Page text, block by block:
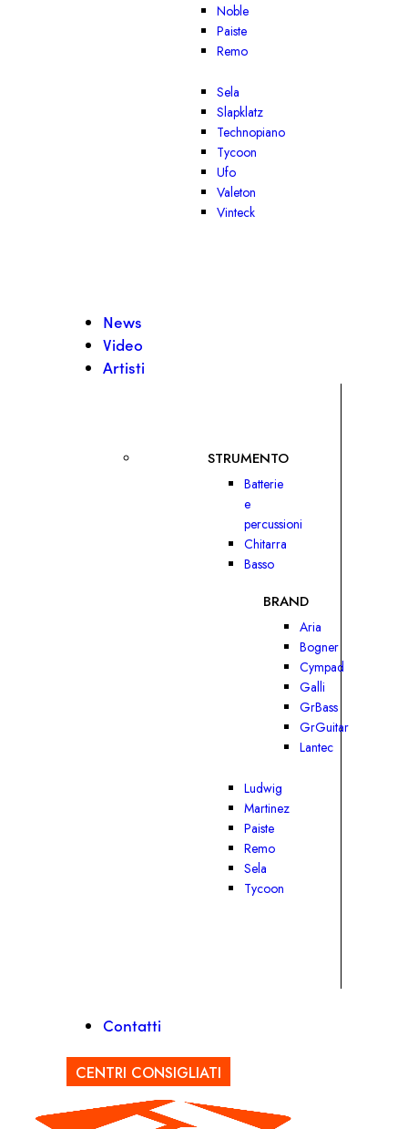
Noble
Paiste
Remo
Sela
Slapklatz
Technopiano
Tycoon
Ufo
Valeton
Vinteck
News
Video
Artisti
STRUMENTO
Batterie
e
percussioni
Chitarra
Basso
BRAND
Aria
Bogner
Cympad
Galli
GrBass
GrGuitar
Lantec
Ludwig
Martinez
Paiste
Remo
Sela
Tycoon
Contatti
CENTRI CONSIGLIATI